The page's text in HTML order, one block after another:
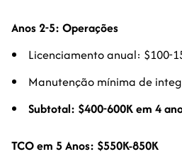
Anos 2-5: Operações
Licenciamento anual: $100-
Manutenção mínima de
Subtotal: $400-600K em 4
TCO em 5 Anos: $550K-850K